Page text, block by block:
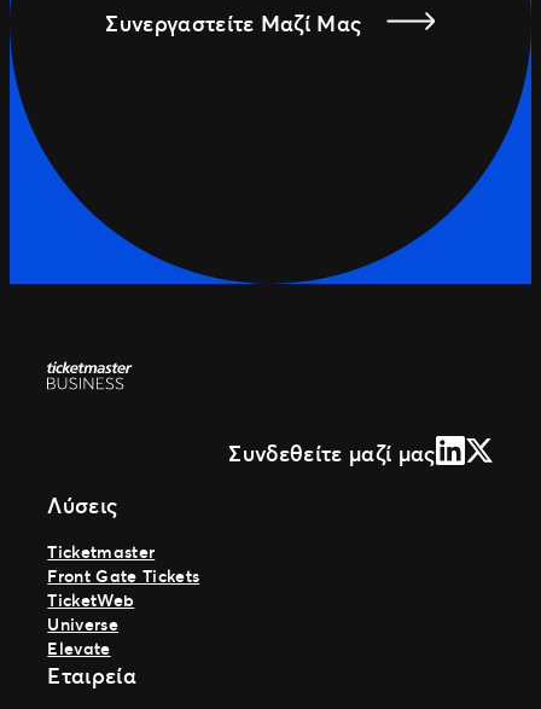
Συνεργαστείτε Μαζί Μας
Συνδεθείτε μαζί μαςLinkedIn
X
Λύσεις
Ticketmaster
Front Gate Tickets
TicketWeb
Universe
Elevate
Εταιρεία